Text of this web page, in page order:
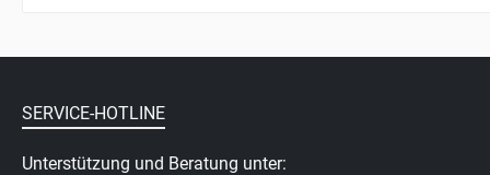
SERVICE-HOTLINE
Unterstützung und Beratung unter: